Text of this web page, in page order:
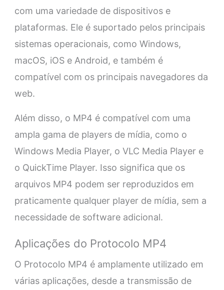
com uma variedade de dispositivos e
plataformas. Ele é suportado pelos principais
sistemas operacionais, como Windows,
macOS, iOS e Android, e também é
compatível com os principais navegadores da
web.
Além disso, o MP4 é compatível com uma
ampla gama de players de mídia, como o
Windows Media Player, o VLC Media Player e
o QuickTime Player. Isso significa que os
arquivos MP4 podem ser reproduzidos em
praticamente qualquer player de mídia, sem a
necessidade de software adicional.
Aplicações do Protocolo MP4
O Protocolo MP4 é amplamente utilizado em
várias aplicações, desde a transmissão de